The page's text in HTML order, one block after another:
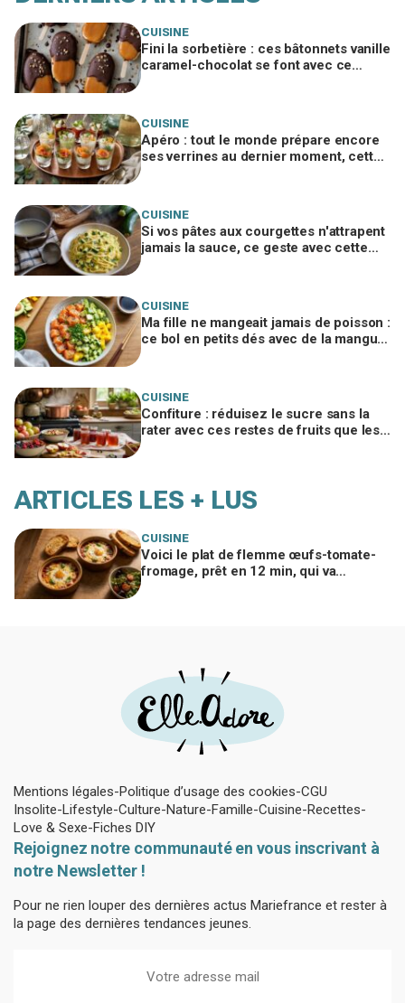
CUISINE
Fini la sorbetière : ces bâtonnets vanille
caramel-chocolat se font avec ce
CUISINE
Apéro : tout le monde prépare encore
ses verrines au dernier moment, cette
CUISINE
Si vos pâtes aux courgettes n'attrapent
jamais la sauce, ce geste avec cette
CUISINE
Ma fille ne mangeait jamais de poisson :
ce bol en petits dés avec de la mangue
CUISINE
Confiture : réduisez le sucre sans la
rater avec ces restes de fruits que les
ARTICLES LES + LUS
CUISINE
Voici le plat de flemme œufs-tomate-
fromage, prêt en 12 min, qui va
Mentions légales Politique d’usage des cookies CGU
Insolite Lifestyle Culture Nature Famille Cuisine Recettes
Love & Sexe Fiches DIY
Rejoignez notre communauté en vous inscrivant à
notre Newsletter !
Pour ne rien louper des dernières actus Mariefrance et rester à
la page des dernières tendances jeunes.